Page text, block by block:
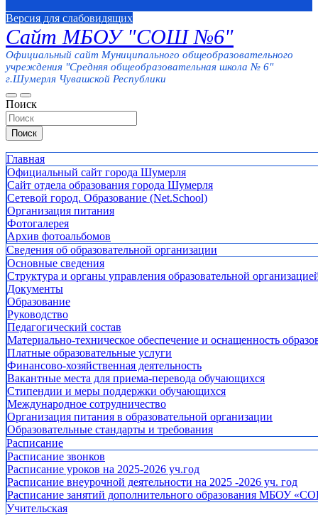
Версия для слабовидящих
Сайт МБОУ "СОШ №6"
Официальный сайт Муниципального общеобразовательного
учреждения "Средняя общеобразовательная школа № 6"
г.Шумерля Чувашской Республики
Поиск
Поиск
Главная
Официальный сайт города Шумерля
Сайт отдела образования города Шумерля
Сетевой город. Образование (Net.School)
Организация питания
Фотогалерея
Архив фотоальбомов
Сведения об образовательной организации
Основные сведения
Структура и органы управления образовательной
Документы
Образование
Руководство
Педагогический состав
Материально-техническое обеспечение и оснащенность
Платные образовательные услуги
Финансово-хозяйственная деятельность
Вакантные места для приема-перевода обучающихся
Стипендии и меры поддержки обучающихся
Международное сотрудничество
Организация питания в образовательной организации
Образовательные стандарты и требования
Расписание
Расписание звонков
Расписание уроков на 2025-2026 уч.год
Расписание внеурочной деятельности на 2025 -2026 уч. год
Расписание занятий дополнительного образования МБОУ
Учительская